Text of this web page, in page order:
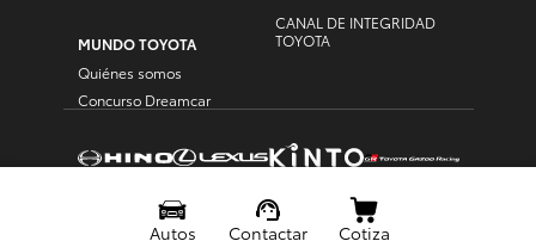
Autos Contactar Cotiza
MUNDO TOYOTA
Quiénes somos
Concurso Dreamcar
CANAL DE INTEGRIDAD
TOYOTA
© Toyota copyright © all rights reserved
POLÍTICA DE PRIVACIDAD
TÉRMINOS Y CONDICIONES